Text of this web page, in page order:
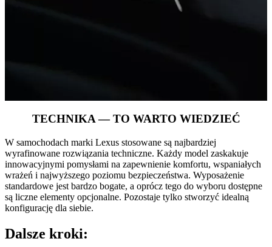
TECHNIKA — TO WARTO WIEDZIEĆ
W samochodach marki Lexus stosowane są najbardziej
wyrafinowane rozwiązania techniczne. Każdy model zaskakuje
innowacyjnymi pomysłami na zapewnienie komfortu, wspaniałych
wrażeń i najwyższego poziomu bezpieczeństwa. Wyposażenie
standardowe jest bardzo bogate, a oprócz tego do wyboru dostępne
są liczne elementy opcjonalne. Pozostaje tylko stworzyć idealną
konfigurację dla siebie.
Dalsze kroki: